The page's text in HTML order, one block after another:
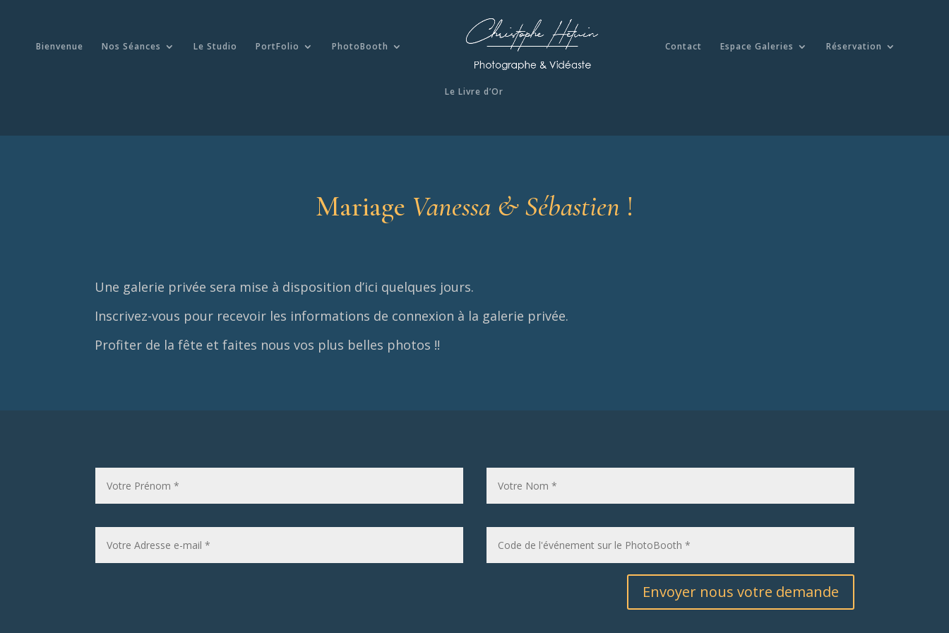
Bienvenue Nos Séances Le Studio PortFolio PhotoBooth Contact Espace Galeries Réservation
Le Livre d’Or
Mariage Vanessa & Sébastien !
Une galerie privée sera mise à disposition d’ici quelques jours.
Inscrivez-vous pour recevoir les informations de connexion à la galerie privée.
Profiter de la fête et faites nous vos plus belles photos !!
Envoyer nous votre demande